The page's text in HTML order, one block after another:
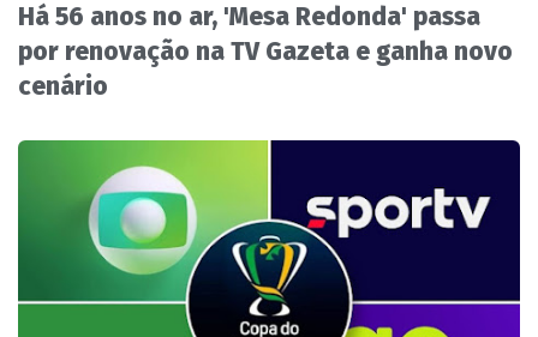
Há 56 anos no ar, 'Mesa Redonda' passa
por renovação na TV Gazeta e ganha novo
cenário